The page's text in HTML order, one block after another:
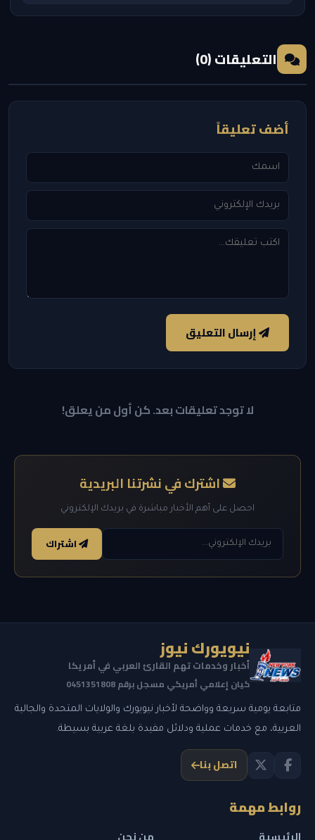
التعليقات (0)
أضف تعليقاً
إرسال التعليق
لا توجد تعليقات بعد. كن أول من يعلق!
اشترك في نشرتنا البريدية
احصل على أهم الأخبار مباشرة في بريدك الإلكتروني
اشتراك
نيويورك نيوز
أخبار وخدمات تهم القارئ العربي في أمريكا
كيان إعلامي أمريكي مسجل برقم 0451351808
متابعة يومية سريعة وواضحة لأخبار نيويورك والولايات المتحدة والجالية
العربية، مع خدمات عملية ودلائل مفيدة بلغة عربية بسيطة.
اتصل بنا
روابط مهمة